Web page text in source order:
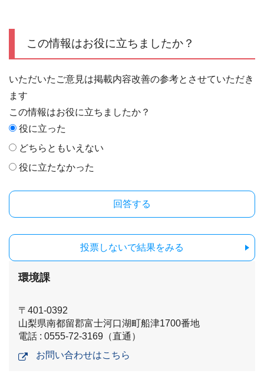
この情報はお役に立ちましたか？
いただいたご意見は掲載内容改善の参考とさせていただき
ます
この情報はお役に立ちましたか？
役に立った
どちらともいえない
役に立たなかった
投票しないで結果をみる
環境課
〒401-0392
山梨県南都留郡富士河口湖町船津1700番地
電話 : 0555-72-3169（直通）
お問い合わせはこちら